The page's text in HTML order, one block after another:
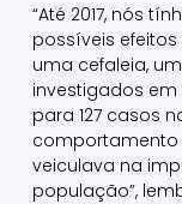
“Até 2017, nós
possíveis
uma cefaleia,
investigados
para 127 casos
comportamento
veiculava na
população”,